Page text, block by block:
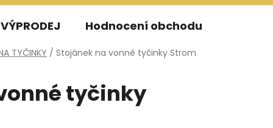
KOŠÍK
VÝPRODEJ Hodnocení obchodu
TYČINKY / Stojánek na vonné tyčinky Strom
tyčinky